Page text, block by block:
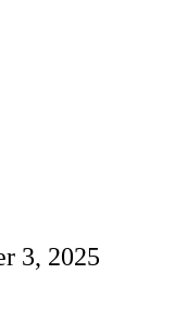
3, 2025